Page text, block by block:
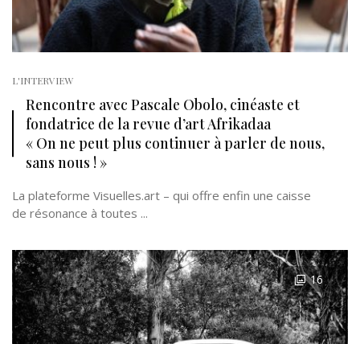
L'INTERVIEW
Rencontre avec Pascale Obolo, cinéaste et
fondatrice de la revue d’art Afrikadaa
« On ne peut plus continuer à parler de nous,
sans nous ! »
La plateforme Visuelles.art – qui offre enfin une caisse
de résonance à toutes ...
16